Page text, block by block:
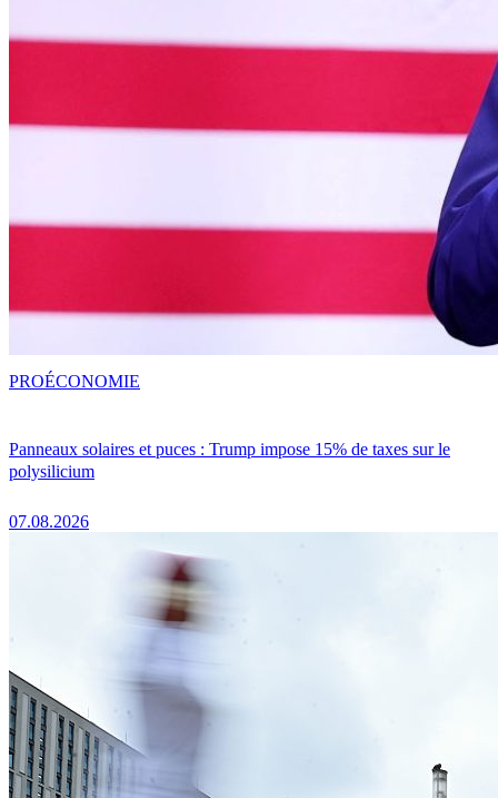
Panneaux solaires et puces : Trump impose 15% de taxes sur le
polysilicium
07.08.2026
PROÉCONOMIE